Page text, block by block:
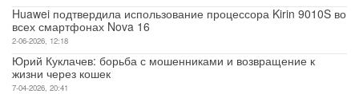
Huawei подтвердила использование процессора Kirin 9010S во
всех смартфонах Nova 16
2-06-2026, 12:18
Юрий Куклачев: борьба с мошенниками и возвращение к
жизни через кошек
7-04-2026, 20:41